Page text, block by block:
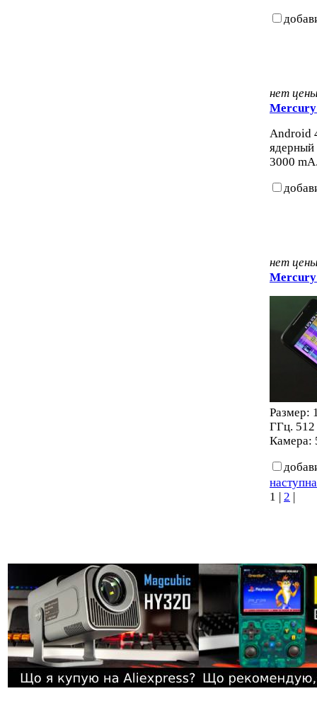
нет
Mercury
Android
3000
нет
Mercury
Размер:
ГГц.
1 | 2 |